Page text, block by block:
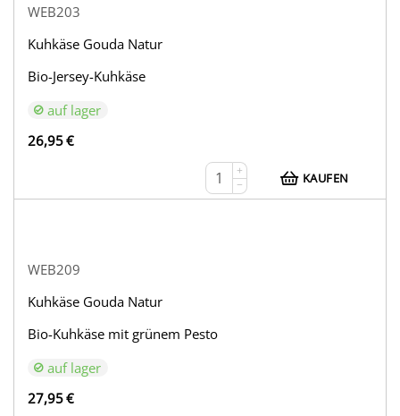
WEB203
Kuhkäse Gouda Natur
Bio-Jersey-Kuhkäse
auf lager
26,95€
+
−
KAUFEN
WEB209
Kuhkäse Gouda Natur
Bio-Kuhkäse mit grünem Pesto
auf lager
27,95€